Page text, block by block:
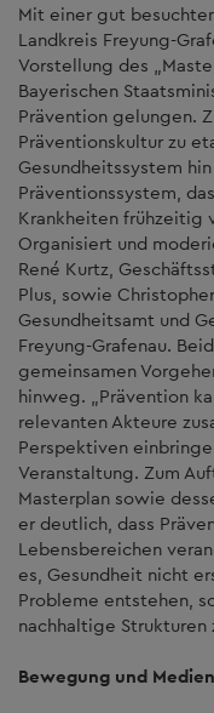
Mit einer gut
Landkreis Freyung-
Vorstellung des
Bayerischen
Prävention gelungen.
Präventionskultur zu
Gesundheitssystem
Präventionssystem,
Krankheiten frühzeitig
Organisiert und
René Kurtz,
Plus, sowie
Gesundheitsamt und
Freyung-Grafenau.
gemeinsamen
hinweg. „Prävention
relevanten Akteure
Perspektiven
Veranstaltung. Zum
Masterplan sowie
er deutlich, dass
Lebensbereichen
es, Gesundheit nicht
Probleme entstehen,
nachhaltige Strukturen
Bewegung und